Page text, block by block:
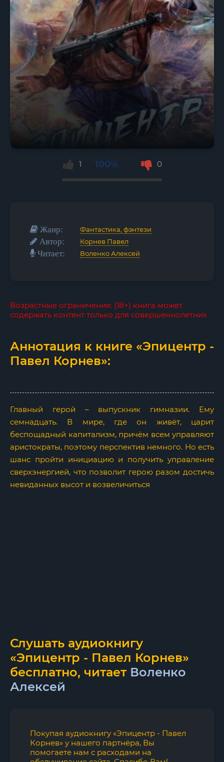
1 100% 0
Жанр: Фантастика, фэнтези
Автор: Корнев Павел
Читает: Воленко Алексей
Возрастные ограничения: (18+) книга может
содержать контент только для совершеннолетних
Аннотация к книге «Эпицентр -
Павел Корнев»:
Главный герой – выпускник гимназии. Ему
семнадцать. В мире, где он живёт, царит
беспощадный капитализм, причём всем управляют
аристократы, поэтому перспектив немного. Но есть
шанс пройти инициацию и получить управление
сверхэнергией, что позволит герою разом достичь
невиданных высот и возвеличиться
Слушать аудиокнигу
«Эпицентр - Павел Корнев»
бесплатно, читает Воленко
Алексей
Покупая аудиокнигу «Эпицентр - Павел
Корнев» у нашего партнёра, Вы
помогаете нам с расходами на